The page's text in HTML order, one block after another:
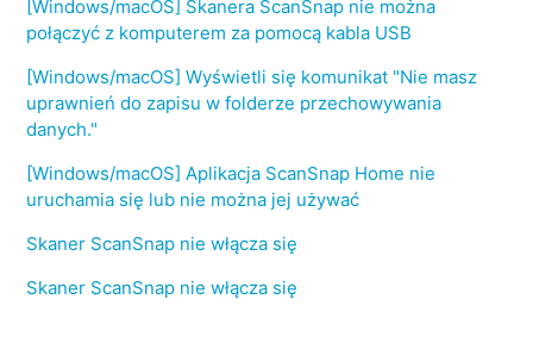
[Windows/macOS] Skanera ScanSnap nie można
połączyć z komputerem za pomocą kabla USB
[Windows/macOS] Wyświetli się komunikat "Nie masz
uprawnień do zapisu w folderze przechowywania
danych."
[Windows/macOS] Aplikacja ScanSnap Home nie
uruchamia się lub nie można jej używać
Skaner ScanSnap nie włącza się
Skaner ScanSnap nie włącza się